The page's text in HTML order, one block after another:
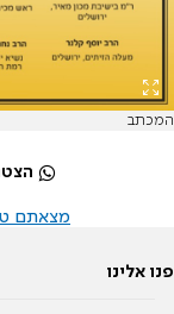
המכתב
מצאתם
פנו אלינו